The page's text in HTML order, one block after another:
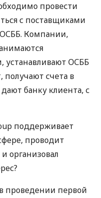
провести
с поставщиками
ОСББ. Компании,
ОСББ
счета в
банку клиента, с
поддерживает
проводит
организовал
проведении первой